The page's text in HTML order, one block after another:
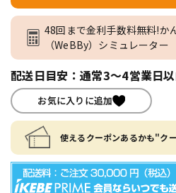
48回まで金利手数料無料!か
（WeBBy）シミュレーター
配送日目安：通常3～4営業日
お気に入りに追加
使えるクーポンあるかも"ク